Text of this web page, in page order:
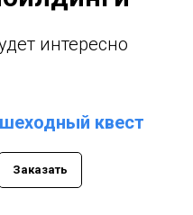
интересно
квест
Заказать